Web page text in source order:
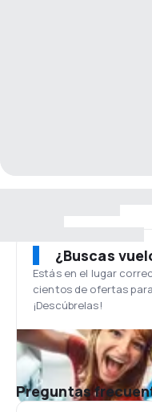
¿Buscas
Estás en el lugar
cientos de ofertas
¡Descúbrelas!
Preguntas